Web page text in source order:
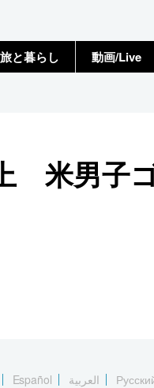
旅と暮らし 動画/Live
米男子
Español العربية